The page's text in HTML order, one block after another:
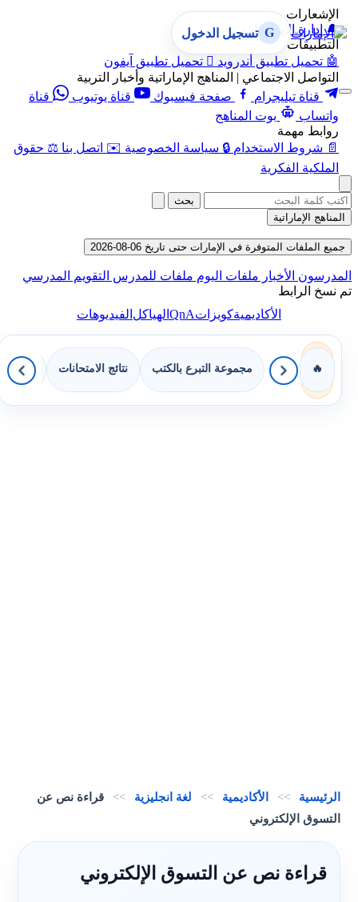
الإشعارات
🔔 إدارة الإشعارات
التطبيقات
🤖 تحميل تطبيق أندرويد  تحميل تطبيق آيفون
التواصل الاجتماعي | المناهج الإماراتية وأخبار التربية
قناة تيليجرام
صفحة فيسبوك قناة يوتيوب
قناة
واتساب
بوت المناهج
روابط مهمة
📄 شروط الاستخدام 🔒 سياسة الخصوصية ✉️ اتصل بنا ⚖️ حقوق
الملكية الفكرية
G تسجيل الدخول
بحث
المناهج الإماراتية
جميع الملفات المتوفرة في الإمارات حتى تاريخ 06-08-2026
المدرسون الأخبار ملفات اليوم ملفات للمدرس التقويم المدرسي
تم نسخ الرابط
الأكاديميةكويزاتQnAالهياكلالفيديوهات
🔥 مجموعة التبرع بالكتب نتائج الامتحانات
الرئيسية >> الأكاديمية >> لغة انجليزية >>
قراءة نص عن
التسوق الإلكتروني
قراءة نص عن التسوق الإلكتروني